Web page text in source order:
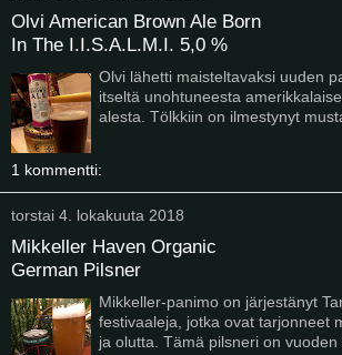
Olvi American Brown Ale Born
In The I.I.S.A.L.M.I. 5,0 %
Olvi lähetti maisteltavaksi uuden
itseltä unohtuneesta
alesta. Tölkkiin on ilmestynyt
1 kommentti:
torstai 4. lokakuuta 2018
Mikkeller Haven Organic
German Pilsner
Mikkeller-panimo on järjestänyt
festivaaleja, jotka ovat tarjonneet
ja olutta. Tämä pilsneri on vuoden